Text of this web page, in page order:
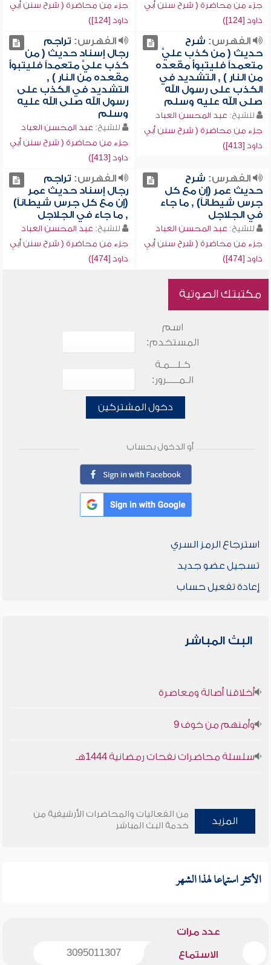
جزء من محاضرة ( شرح سنن أبي
داود [124])
جزء من محاضرة ( شرح سنن أبي
داود [124])
الفهرس: شرح
حديث ( من كذب عليَّ
متعمداً فليتبوأ مقعده
من النار ) , التشديد في
الكذب على رسول الله
صلى الله عليه وسلم
للشيخ: عبد المحسن العباد
جزء من محاضرة ( شرح سنن أبي
داود [413])
الفهرس: تراجم
رجال إسناد حديث ( من
كذب عليَّ متعمداً فليتبوأ
مقعده من النار ) ,
التشديد في الكذب على
رسول الله صلى الله عليه
وسلم
للشيخ: عبد المحسن العباد
جزء من محاضرة ( شرح سنن أبي
داود [413])
الفهرس: شرح
حديث عمر (إن مع كل
جرس شيطاناً) , ما جاء
في الجلاجل
للشيخ: عبد المحسن العباد
جزء من محاضرة ( شرح سنن أبي
داود [474])
الفهرس: تراجم
رجال إسناد حديث عمر
(إن مع كل جرس شيطاناً)
, ما جاء في الجلاجل
للشيخ: عبد المحسن العباد
جزء من محاضرة ( شرح سنن أبي
داود [474])
مكتبتك الصوتية
اسم
المستخدم:
كـلـــمـة
الـمـــــرور:
دخول المشتركين
أو الدخول بحساب
استرجاع الرمز السري
تسجيل عضو جديد
إعادة تفعيل حساب
البث المباشر
أخلاقنا أصالة ومعاصرة
وأمنهم من خوف 9
سلسلة محاضرات نفحات رمضانية 1444هـ
المزيد
من الفعاليات والمحاضرات الأرشيفية من
خدمة البث المباشر
الأكثر استماعا لهذا الشهر
عدد مرات
الاستماع 3095011307